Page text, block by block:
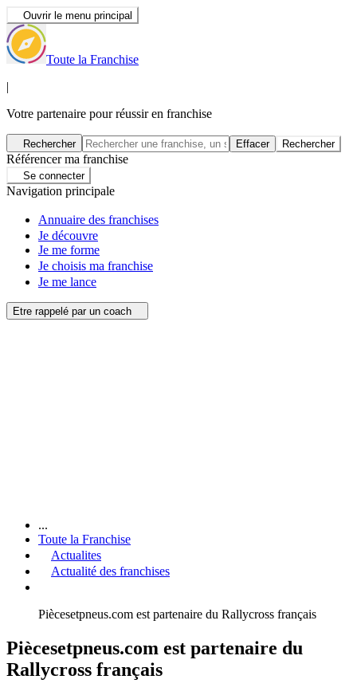
Ouvrir le menu principal
Toute la Franchise
|
Votre partenaire pour réussir en franchise
Rechercher Effacer Rechercher
Référencer ma franchise
Se connecter
Navigation principale
Annuaire des franchises
Je découvre
Je me forme
Je choisis ma franchise
Je me lance
Etre rappelé par un coach
...
Toute la Franchise
Actualites
Actualité des franchises
Piècesetpneus.com est partenaire du Rallycross français
Piècesetpneus.com est partenaire du
Rallycross français